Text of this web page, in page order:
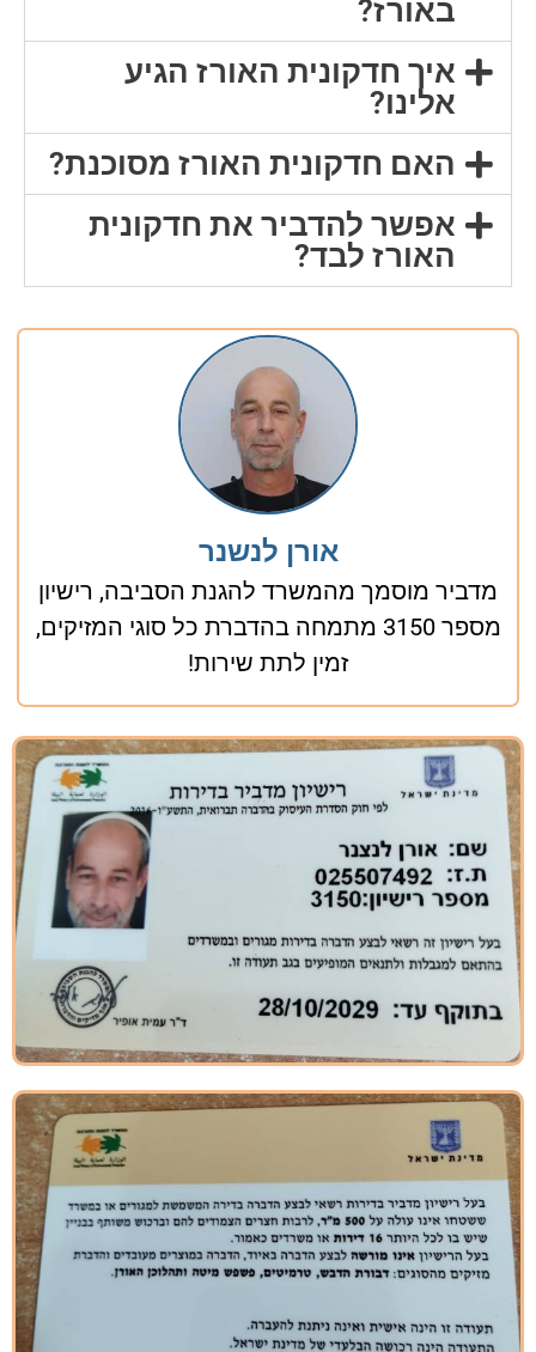
באורז?
איך חדקונית האורז הגיע
אלינו?
האם חדקונית האורז מסוכנת?
אפשר להדביר את חדקונית
האורז לבד?
אורן לנשנר
מדביר מוסמך מהמשרד להגנת הסביבה, רישיון
מספר 3150 מתמחה בהדברת כל סוגי המזיקים,
זמין לתת שירות!